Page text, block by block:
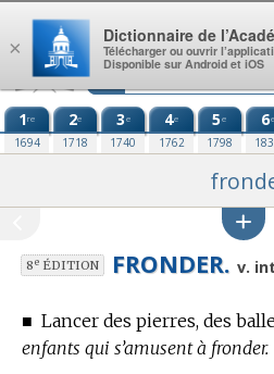
Aller au contenu
1re
1694
2e
1718
3e
1740
4e
1762
5e
1798
6e
8eÉDITION FRONDER. v.
■ Lancer des pierres, des
enfants qui s’amusent à fronder.
×
Dictionnaire de
Télécharger ou ouvrir
Disponible sur Android et iOS